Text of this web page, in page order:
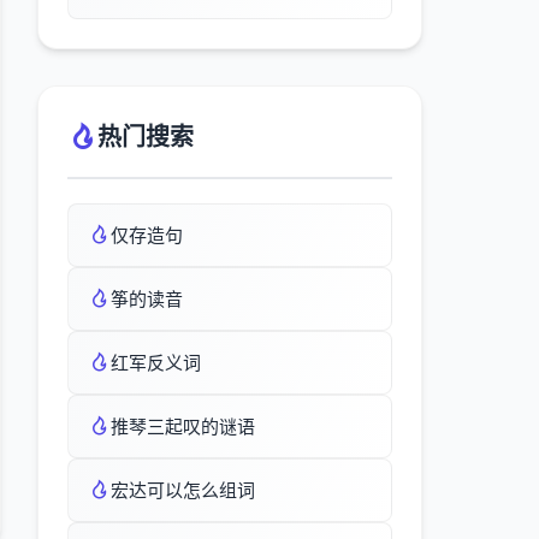
热门搜索
仅存造句
筝的读音
红军反义词
推琴三起叹的谜语
宏达可以怎么组词